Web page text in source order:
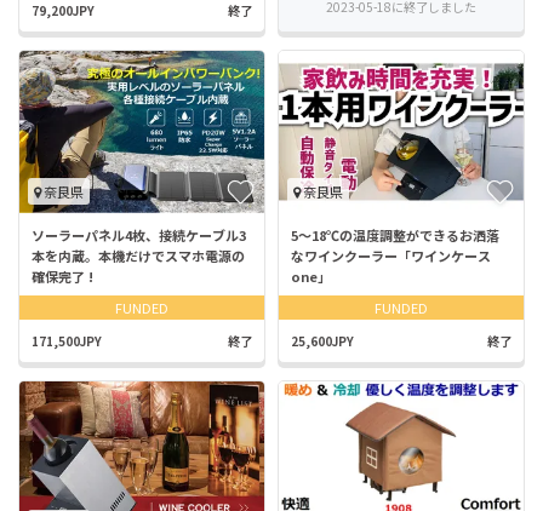
79,200JPY 終了
2023-05-18に終了しました
奈良県
ソーラーパネル4枚、接続ケーブル3
本を内蔵。本機だけでスマホ電源の
確保完了 !
FUNDED
171,500JPY 終了
奈良県
5～18℃の温度調整ができるお洒落
なワインクーラー「ワインケース
one」
FUNDED
25,600JPY 終了